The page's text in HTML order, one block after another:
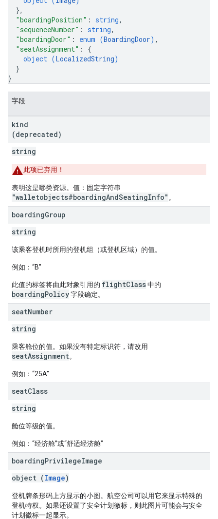
},
"boardingPosition" : string,
"sequenceNumber" : string,
"boardingDoor" : enum (BoardingDoor) ,
"seatAssignment" : {
object (LocalizedString)
}
}
字段
kind
(deprecated)
string
此项已弃用！
表明这是哪类资源。值：固定字符串
"walletobjects#boardingAndSeatingInfo" 。
boardingGroup
string
该乘客登机时所用的登机组（或登机区域）的值。
例如：“B”
此值的标签将由此对象引用的 flightClass中的
boardingPolicy字段确定。
seatNumber
string
乘客舱位的值。如果没有特定标识符，请改用
seatAssignment。
例如：“25A”
seatClass
string
舱位等级的值。
例如：“经济舱”或“舒适经济舱”
boardingPrivilegeImage
object (Image)
登机牌条形码上方显示的小图。航空公司可以用它来显示特殊的
登机特权。如果还设置了安全计划徽标，则此图片可能会与安全
计划徽标一起显示。